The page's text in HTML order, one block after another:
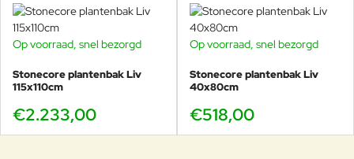
Op voorraad, snel bezorgd
Stonecore plantenbak Liv
115x110cm
€2.233,00
Op voorraad, snel bezorgd
Stonecore plantenbak Liv
40x80cm
€518,00